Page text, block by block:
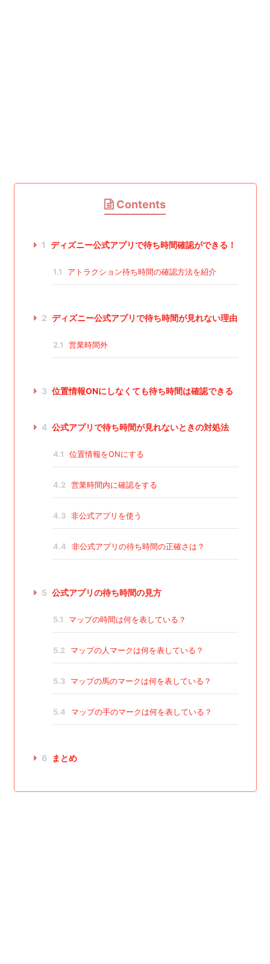
Contents
1 ディズニー公式アプリで待ち時間確認ができる！
1.1 アトラクション待ち時間の確認方法を紹介
2 ディズニー公式アプリで待ち時間が見れない理由
2.1 営業時間外
3 位置情報ONにしなくても待ち時間は確認できる
4 公式アプリで待ち時間が見れないときの対処法
4.1 位置情報をONにする
4.2 営業時間内に確認をする
4.3 非公式アプリを使う
4.4 非公式アプリの待ち時間の正確さは？
5 公式アプリの待ち時間の見方
5.1 マップの時間は何を表している？
5.2 マップの人マークは何を表している？
5.3 マップの馬のマークは何を表している？
5.4 マップの手のマークは何を表している？
6 まとめ